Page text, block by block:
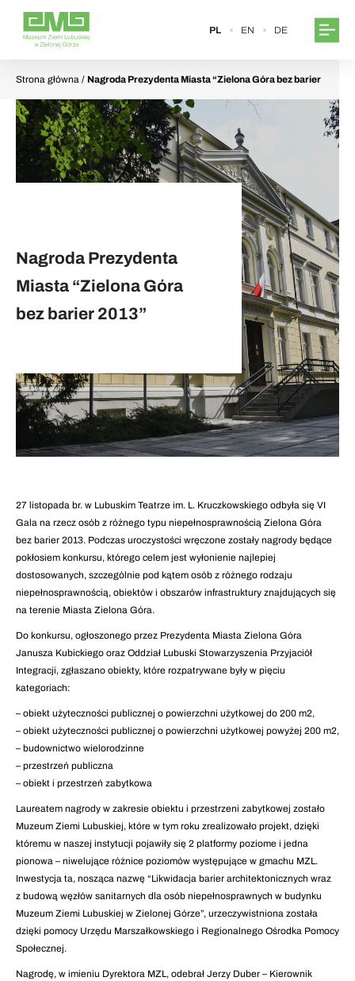
PL EN DE
Strona główna / Nagroda Prezydenta Miasta “Zielona Góra bez barier
2013”
Nagroda Prezydenta
Miasta “Zielona Góra
bez barier 2013”
27 listopada br. w Lubuskim Teatrze im. L. Kruczkowskiego odbyła się VI
Gala na rzecz osób z różnego typu niepełnosprawnością Zielona Góra
bez barier 2013. Podczas uroczystości wręczone zostały nagrody będące
pokłosiem konkursu, którego celem jest wyłonienie najlepiej
dostosowanych, szczególnie pod kątem osób z różnego rodzaju
niepełnosprawnością, obiektów i obszarów infrastruktury znajdujących się
na terenie Miasta Zielona Góra.
Do konkursu, ogłoszonego przez Prezydenta Miasta Zielona Góra
Janusza Kubickiego oraz Oddział Lubuski Stowarzyszenia Przyjaciół
Integracji, zgłaszano obiekty, które rozpatrywane były w pięciu
kategoriach:
– obiekt użyteczności publicznej o powierzchni użytkowej do 200 m2,
– obiekt użyteczności publicznej o powierzchni użytkowej powyżej 200 m2,
– budownictwo wielorodzinne
– przestrzeń publiczna
– obiekt i przestrzeń zabytkowa
Laureatem nagrody w zakresie obiektu i przestrzeni zabytkowej zostało
Muzeum Ziemi Lubuskiej, które w tym roku zrealizowało projekt, dzięki
któremu w naszej instytucji pojawiły się 2 platformy poziome i jedna
pionowa – niwelujące różnice poziomów występujące w gmachu MZL.
Inwestycja ta, nosząca nazwę “Likwidacja barier architektonicznych wraz
z budową węzłów sanitarnych dla osób niepełnosprawnych w budynku
Muzeum Ziemi Lubuskiej w Zielonej Górze”, urzeczywistniona została
dzięki pomocy Urzędu Marszałkowskiego i Regionalnego Ośrodka Pomocy
Społecznej.
Nagrodę, w imieniu Dyrektora MZL, odebrał Jerzy Duber – Kierownik